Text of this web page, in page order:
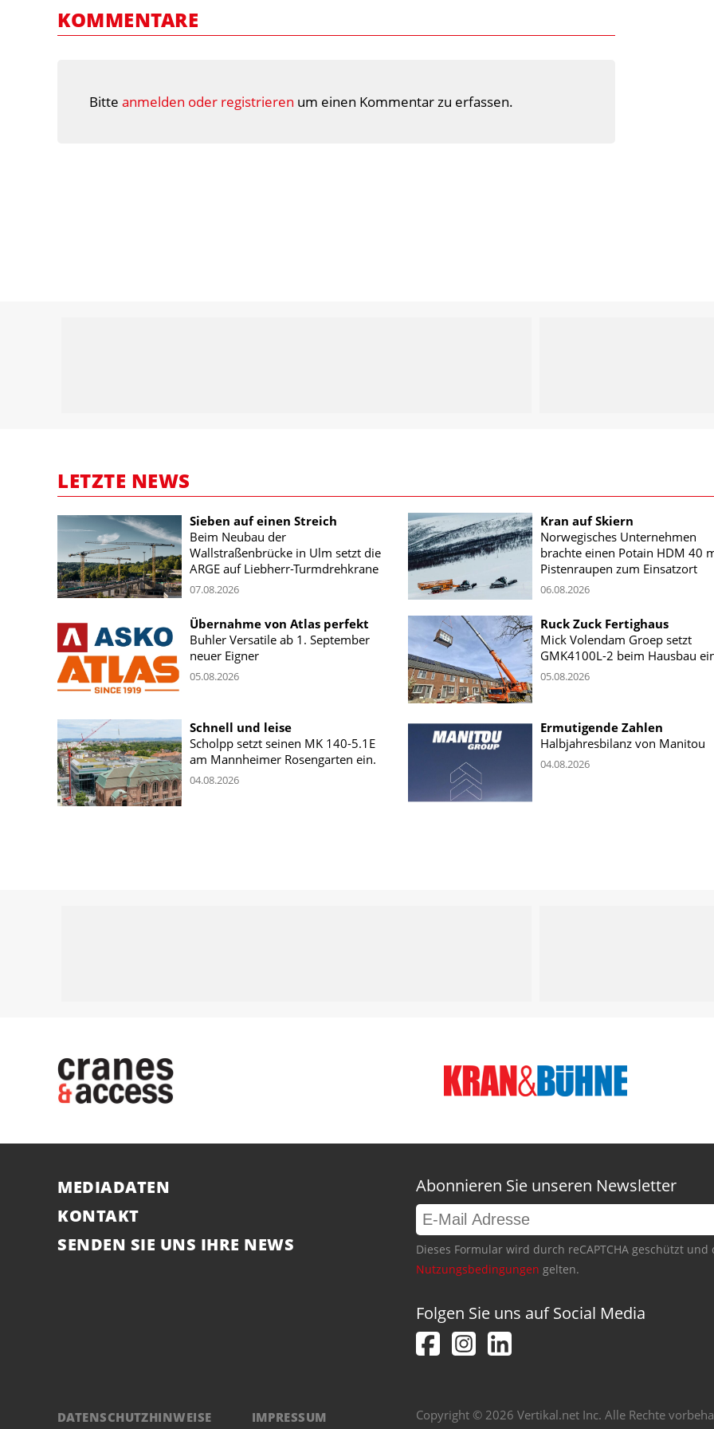
KOMMENTARE
Bitte anmelden oder registrieren um einen Kommentar zu erfassen.
LETZTE NEWS
Sieben auf einen Streich
Beim Neubau der
Wallstraßenbrücke in Ulm setzt die
ARGE auf Liebherr-Turmdrehkrane
07.08.2026
Kran auf Skiern
Norwegisches Unternehmen
brachte einen Potain HDM 40
Pistenraupen zum Einsatzort
06.08.2026
Übernahme von Atlas perfekt
Buhler Versatile ab 1. September
neuer Eigner
05.08.2026
Ruck Zuck Fertighaus
Mick Volendam Groep setzt
GMK4100L-2 beim Hausbau
05.08.2026
Schnell und leise
Scholpp setzt seinen MK 140-5.1E
am Mannheimer Rosengarten ein.
04.08.2026
Ermutigende Zahlen
Halbjahresbilanz von Manitou
04.08.2026
MEDIADATEN
KONTAKT
SENDEN SIE UNS IHRE NEWS
Abonnieren Sie unseren Newsletter
Dieses Formular wird durch reCAPTCHA geschützt
Nutzungsbedingungen gelten.
Folgen Sie uns auf Social Media
DATENSCHUTZHINWEISE IMPRESSUM Copyright © 2026 Vertikal.net Inc. Alle Rechte